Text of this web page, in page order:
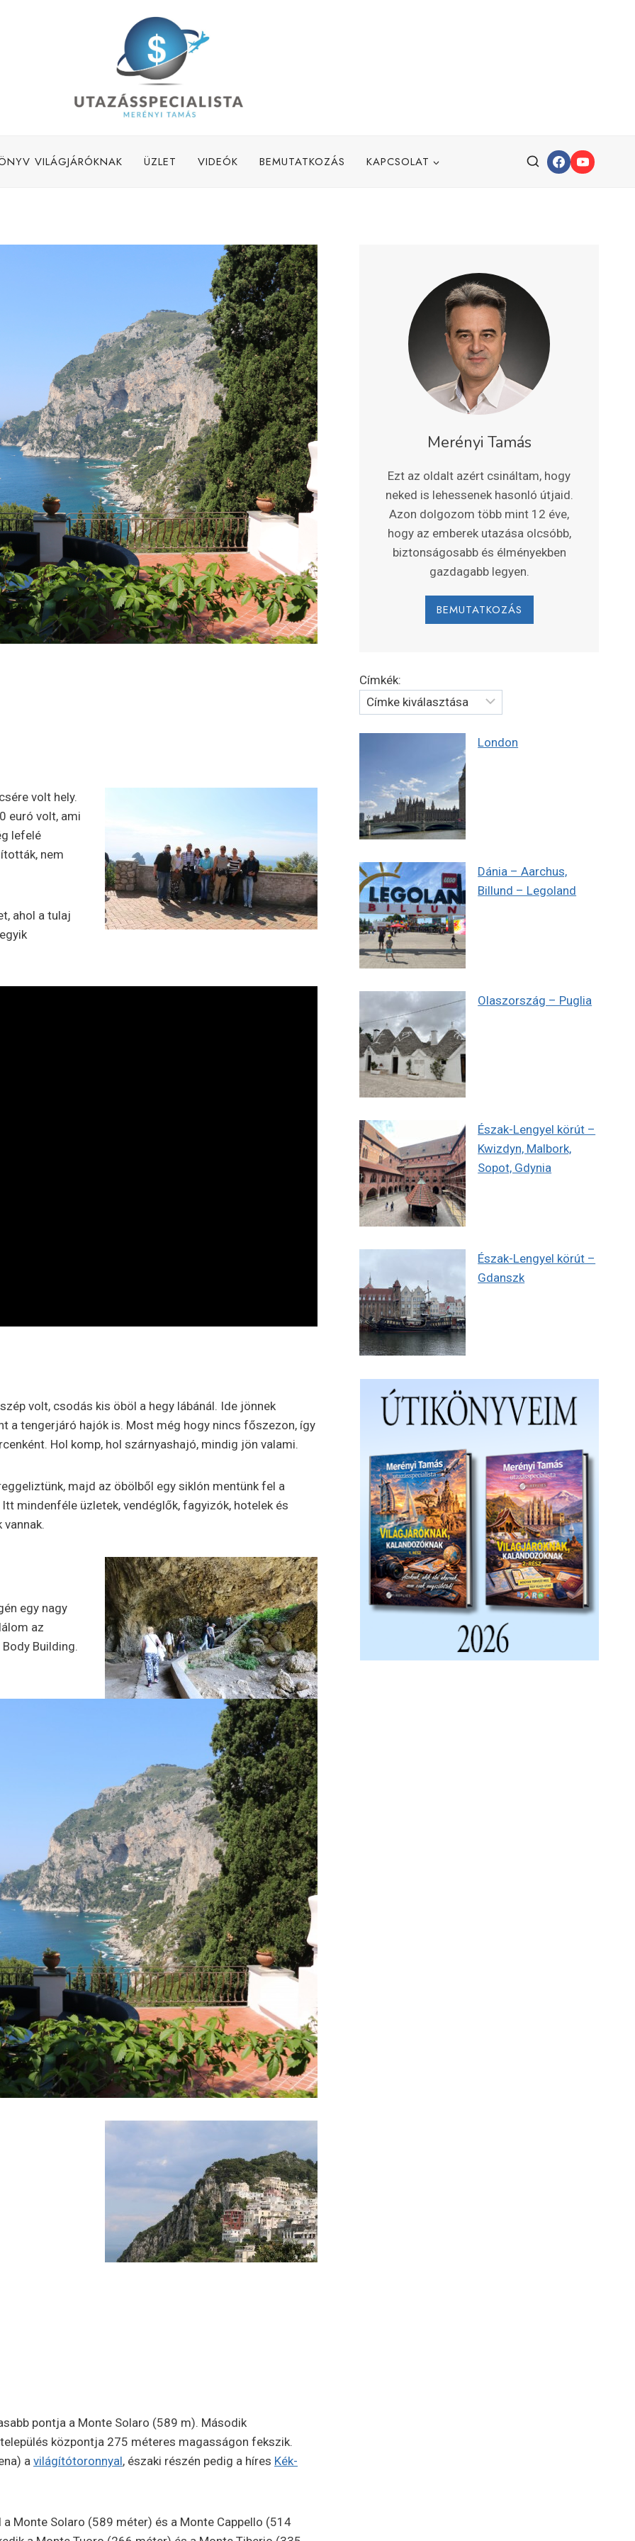
VILÁGJÁRÓKNAK ÜZLET VIDEÓK BEMUTATKOZÁS KAPCSOLAT
volt hely.
euró volt, ami
lefelé
nem
ahol a tulaj
volt, csodás kis öböl a hegy lábánál. Ide jönnek
a tengerjáró hajók is. Most még hogy nincs főszezon, így
Hol komp, hol szárnyashajó, mindig jön valami.
majd az öbölből egy siklón mentünk fel a
mindenféle üzletek, vendéglők, fagyizók, hotelek és
vannak.
egy nagy
az
Building.
pontja a Monte Solaro (589 m). Második
központja 275 méteres magasságon fekszik.
a világítótoronnyal, északi részén pedig a híres Kék-
Monte Solaro (589 méter) és a Monte Cappello (514
Merényi Tamás
Ezt az oldalt azért csináltam, hogy
neked is lehessenek hasonló útjaid.
Azon dolgozom több mint 12 éve,
hogy az emberek utazása olcsóbb,
biztonságosabb és élményekben
gazdagabb legyen.
BEMUTATKOZÁS
Címkék:
London
Dánia – Aarchus,
Billund – Legoland
Olaszország – Puglia
Észak-Lengyel körút –
Kwizdyn, Malbork,
Sopot, Gdynia
Észak-Lengyel körút –
Gdanszk